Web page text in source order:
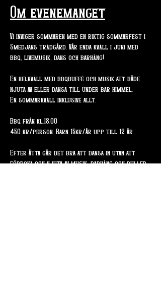
Om evenemanget
Vi inviger sommaren med en riktig sommarfest i
Smedjans trädgård. Vår enda kväll i juni med
bbq, livemusik, dans och barhäng!
En helkväll med bbqbuffé och musik att både
njuta av eller dansa till under bar himmel.
En sommarkväll inklusive allt.
Bbq från kl.18.00
450 kr/person. Barn 15kr/år upp till 12 år
Efter åtta går det bra att dansa in utan att
förboka och njuta av musik, barhäng och pulled